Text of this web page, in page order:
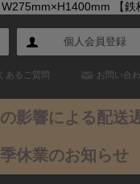
【
個人会員登録
あるご質問 お問い合
影響による配送
休業のお知らせ